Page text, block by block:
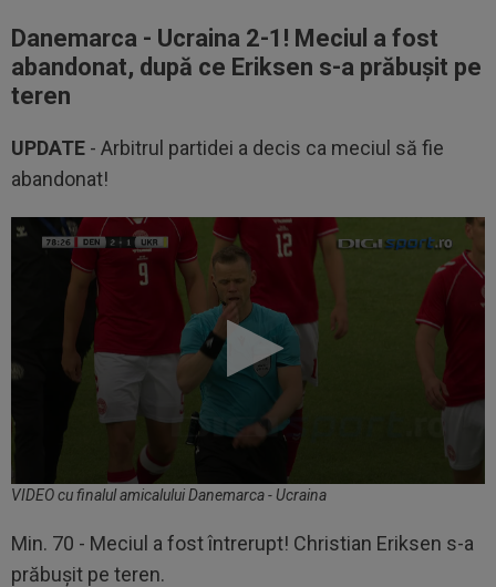
Danemarca - Ucraina 2-1! Meciul a fost
abandonat, după ce Eriksen s-a prăbușit pe
teren
UPDATE - Arbitrul partidei a decis ca meciul să fie
abandonat!
VIDEO cu finalul amicalului Danemarca - Ucraina
Min. 70 - Meciul a fost întrerupt! Christian Eriksen s-a
prăbușit pe teren.